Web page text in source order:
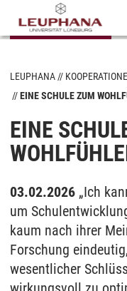
LEUPHANA
EINE SCHULE ZUM
EINE
03.02.2026 „Ich
um
kaum nach ihrer
Forschung
wesentlicher